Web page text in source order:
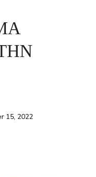
15, 2022